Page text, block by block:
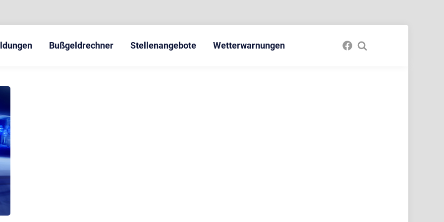
Bußgeldrechner Stellenangebote Wetterwarnungen